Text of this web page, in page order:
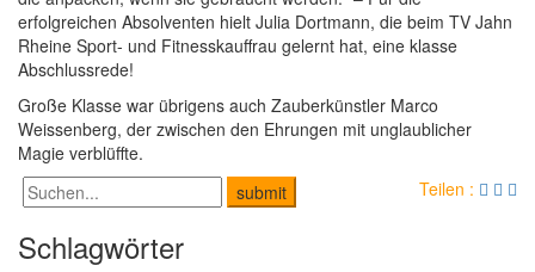
erfolgreichen Absolventen hielt Julia Dortmann, die beim TV Jahn
Rheine Sport- und Fitnesskauffrau gelernt hat, eine klasse
Abschlussrede!
Große Klasse war übrigens auch Zauberkünstler Marco
Weissenberg, der zwischen den Ehrungen mit unglaublicher
Magie verblüffte.
Teilen :
Schlagwörter